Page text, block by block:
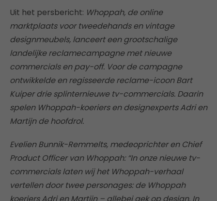
Uit het persbericht: Whoppah, de online
marktplaats voor tweedehands en vintage
designmeubels, lanceert een grootschalige
landelijke reclamecampagne met nieuwe
commercials en pay-off. Voor de campagne
ontwikkelde en regisseerde reclame-icoon Bart
Kuiper drie splinternieuwe tv-commercials. Daarin
spelen Whoppah-koeriers en designexperts Adri en
Martijn de hoofdrol.
Evelien Bunnik-Remmelts, medeoprichter en Chief
Product Officer van Whoppah: “In onze nieuwe tv-
commercials laten wij het Whoppah-verhaal
vertellen door twee personages: de Whoppah